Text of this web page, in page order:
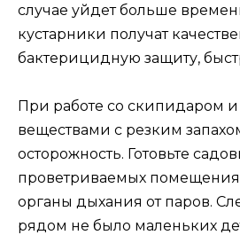
случае уйдет больше
кустарники получат
бактерицидную защиту,
При работе со скипидаром
веществами с резким
осторожность. Готовьте
проветриваемых
органы дыхания от паров.
рядом не было маленьких